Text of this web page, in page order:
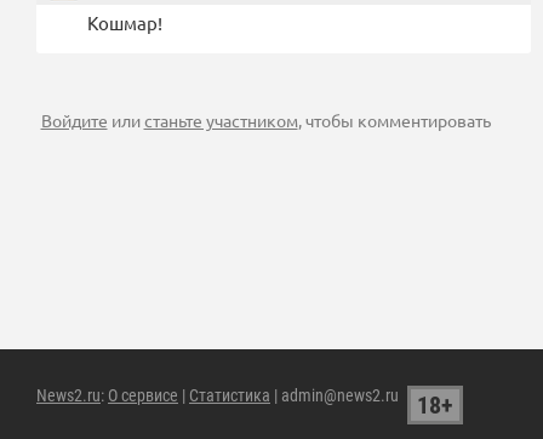
Кошмар!
Войдите илистаньте участником, чтобы комментировать
News2.ru: О сервисе | Статистика | admin@news2.ru 18+